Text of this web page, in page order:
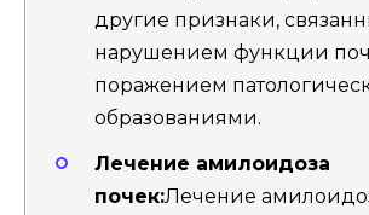
другие признаки,
нарушением функции
поражением
образованиями.
Лечение амилоидоза
почек:Лечение